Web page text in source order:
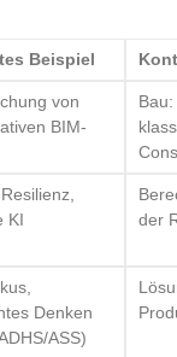
Beispiel
von
BIM-
KI
der
Denken
ASS)